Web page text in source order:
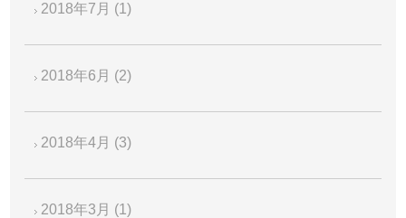
2018年7月 (1)
2018年6月 (2)
2018年4月 (3)
2018年3月 (1)